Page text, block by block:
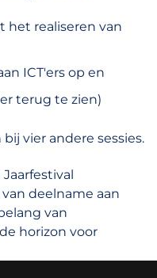
het realiseren van
ICT'ers op en
terug te zien)
vier andere sessies.
deelname aan
van
horizon voor